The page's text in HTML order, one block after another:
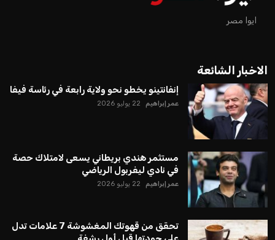
يبدو أن السويسري جياني إنفانتينو في طريقه للاحتفاظ بمنصبه
كرئيس للاتحاد الدولي لكرة القدم “فيفا” لفترة رابعة، بعد أن حصل
على تأييد واسع من أكثر من 200 اتحاد وطني من أصل 211 في